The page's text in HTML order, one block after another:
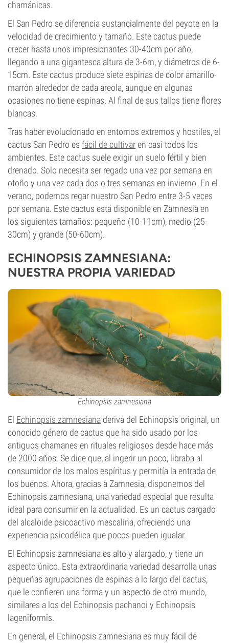
chamánicas.
El San Pedro se diferencia sustancialmente del peyote en la
velocidad de crecimiento y tamaño. Este cactus puede
crecer hasta unos impresionantes 30-40cm por año,
llegando a una gigantesca altura de 3-6m, y diámetros de 6-
15cm. Este cactus produce siete espinas de color amarillo-
marrón alrededor de cada areola, aunque en algunas
ocasiones no tiene espinas. Al final de sus tallos tiene flores
blancas.
Tras haber evolucionado en entornos extremos y hostiles, el
cactus San Pedro es fácil de cultivaren casi todos los
ambientes. Este cactus suele exigir un suelo fértil y bien
drenado. Solo necesita ser regado una vez por semana en
otoño y una vez cada dos o tres semanas en invierno. En el
verano, podemos regar nuestro San Pedro entre 3-5 veces
por semana. Este cactus está disponible en Zamnesia en
los siguientes tamaños: pequeño (10-11cm), medio (25-
30cm) y grande (50-60cm).
ECHINOPSIS ZAMNESIANA:
NUESTRA PROPIA VARIEDAD
Echinopsis zamnesiana
El Echinopsis zamnesiana deriva del Echinopsis original, un
conocido género de cactus que ha sido usado por los
antiguos chamanes en rituales religiosos desde hace más
de 2000 años. Se dice que, al ingerir un poco, libraba al
consumidor de los malos espíritus y permitía la entrada de
los buenos. Ahora, gracias a Zamnesia, disponemos del
Echinopsis zamnesiana, una variedad especial que resulta
ideal para consumir en la actualidad. Es un cactus cargado
del alcaloide psicoactivo mescalina, ofreciendo una
experiencia psicodélica que pocos pueden igualar.
El Echinopsis zamnesiana es alto y alargado, y tiene un
aspecto único. Esta extraordinaria variedad desarrolla unas
pequeñas agrupaciones de espinas a lo largo del cactus,
que le confieren una forma y un aspecto de otro mundo,
similares a los del Echinopsis pachanoi y Echinopsis
lageniformis.
En general, el Echinopsis zamnesiana es muy fácil de